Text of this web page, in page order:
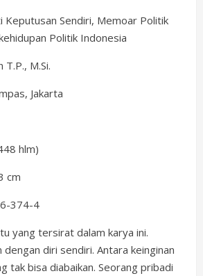
Keputusan Sendiri, Memoar Politik
Politik Indonesia
T.P., M.Si.
Jakarta
hlm)
cm
374-4
yang tersirat dalam karya ini.
dengan diri sendiri. Antara keinginan
tak bisa diabaikan. Seorang pribadi